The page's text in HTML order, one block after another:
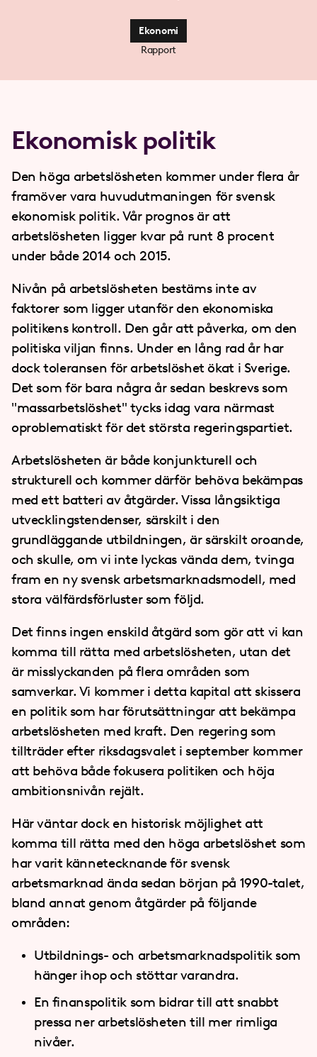
Ekonomi
Rapport
Ekonomisk politik
Den höga arbetslösheten kommer under flera år
framöver vara huvudutmaningen för svensk
ekonomisk politik. Vår prognos är att
arbetslösheten ligger kvar på runt 8 procent
under både 2014 och 2015.
Nivån på arbetslösheten bestäms inte av
faktorer som ligger utanför den ekonomiska
politikens kontroll. Den går att påverka, om den
politiska viljan finns. Under en lång rad år har
dock toleransen för arbetslöshet ökat i Sverige.
Det som för bara några år sedan beskrevs som
"massarbetslöshet" tycks idag vara närmast
oproblematiskt för det största regeringspartiet.
Arbetslösheten är både konjunkturell och
strukturell och kommer därför behöva bekämpas
med ett batteri av åtgärder. Vissa långsiktiga
utvecklingstendenser, särskilt i den
grundläggande utbildningen, är särskilt oroande,
och skulle, om vi inte lyckas vända dem, tvinga
fram en ny svensk arbetsmarknadsmodell, med
stora välfärdsförluster som följd.
Det finns ingen enskild åtgärd som gör att vi kan
komma till rätta med arbetslösheten, utan det
är misslyckanden på flera områden som
samverkar. Vi kommer i detta kapital att skissera
en politik som har förutsättningar att bekämpa
arbetslösheten med kraft. Den regering som
tillträder efter riksdagsvalet i september kommer
att behöva både fokusera politiken och höja
ambitionsnivån rejält.
Här väntar dock en historisk möjlighet att
komma till rätta med den höga arbetslöshet som
har varit kännetecknande för svensk
arbetsmarknad ända sedan början på 1990-talet,
bland annat genom åtgärder på följande
områden:
Utbildnings- och arbetsmarknadspolitik som
hänger ihop och stöttar varandra.
En finanspolitik som bidrar till att snabbt
pressa ner arbetslösheten till mer rimliga
nivåer.